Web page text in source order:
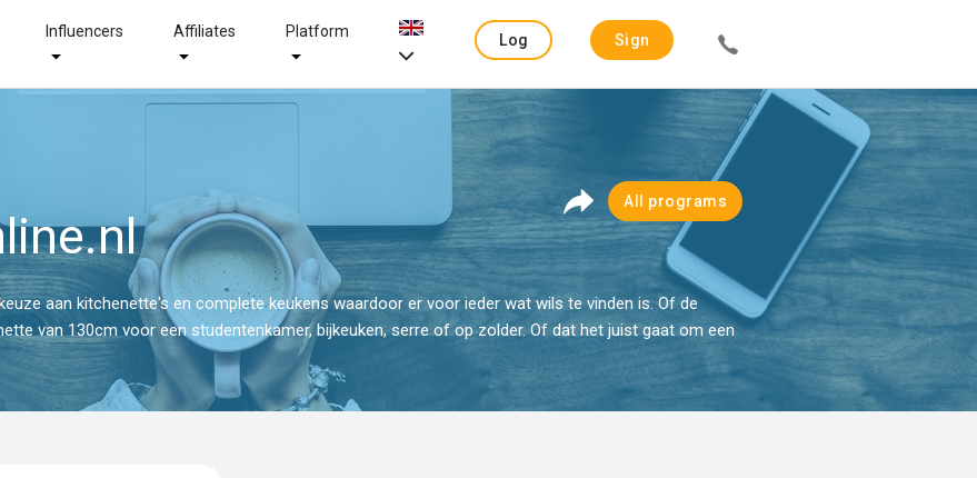
Influencers Affiliates Platform
Log
Sign
All programs
aan kitchenette's en complete keukens waardoor er voor ieder wat wils te vinden is. Of de
van 130cm voor een studentenkamer, bijkeuken, serre of op zolder. Of dat het juist gaat om een